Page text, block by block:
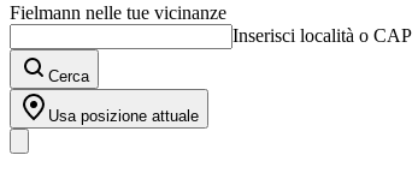
Fielmann nelle tue vicinanze
Inserisci località o CAP
Cerca
Usa posizione attuale